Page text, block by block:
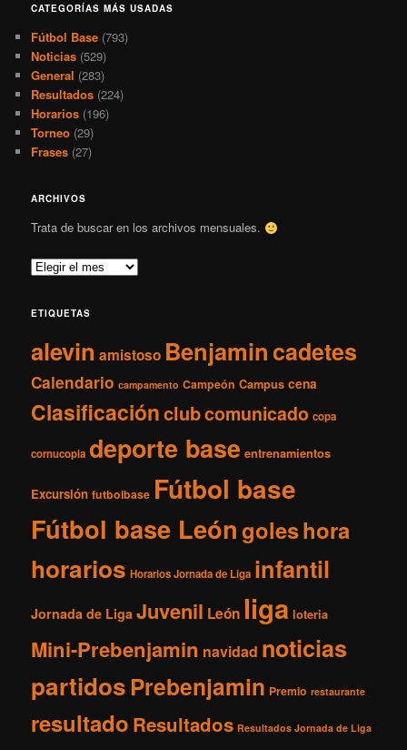
CATEGORÍAS MÁS USADAS
Fútbol Base (793)
Noticias (529)
General (283)
Resultados (224)
Horarios (196)
Torneo (29)
Frases (27)
ARCHIVOS
Trata de buscar en los archivos mensuales.
A
v
o
ETIQUETAS
alevin amistoso Benjamincadetes
Calendario campamento Campeón Campus cena
Clasificaciónclubcomunicado copa
cornucopia deporte base entrenamientos
Excursión futbolbase Fútbol base
Fútbol base Leóngoleshora
horarios Horarios Jornada de Liga infantil
Jornada de Liga Juvenil León liga loteria
Mini-Prebenjamin navidad noticias
partidosPrebenjamin Premio restaurante
resultado Resultados Resultados Jornada de Liga